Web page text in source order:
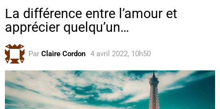
La différence entre l’amour et
apprécier quelqu’un…
Par Claire Cordon 4 avril 2022, 10h50